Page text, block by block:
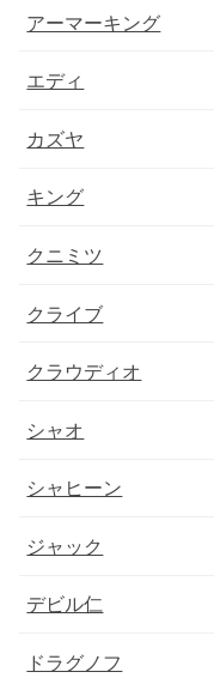
アーマーキング
エディ
カズヤ
キング
クニミツ
クライブ
クラウディオ
シャオ
シャヒーン
ジャック
デビル仁
ドラグノフ